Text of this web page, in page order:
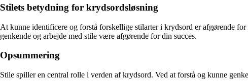
Stilets betydning for krydsordsløsning
At kunne identificere og forstå forskellige stilarter i krydsord er afgørende
genkende og arbejde med stile være afgørende for din succes.
Opsummering
Stile spiller en central rolle i verden af krydsord. Ved at forstå og kunne